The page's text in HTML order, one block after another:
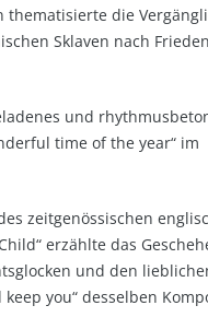
thematisierte die
Sklaven nach
und
time of the year“ im
zeitgenössischen
erzählte das
und den
you“ desselben